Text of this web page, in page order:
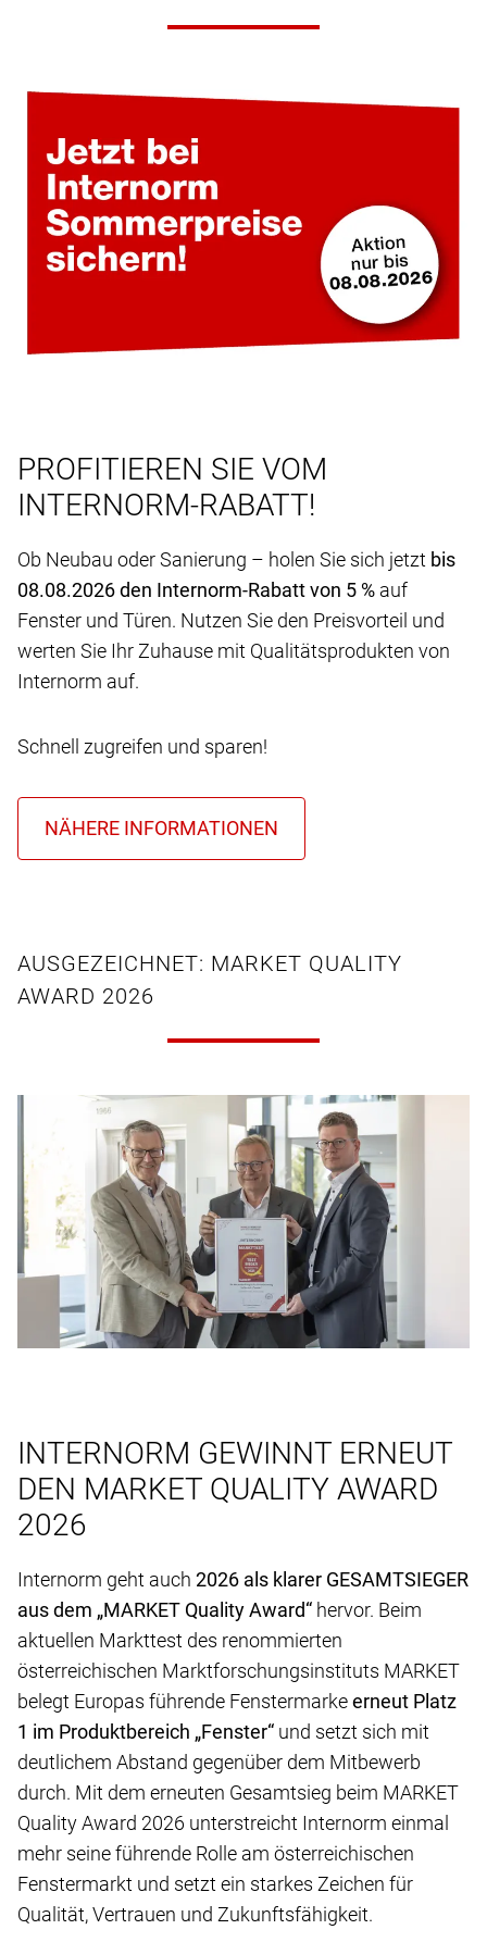
PROFITIEREN SIE VOM
INTERNORM-RABATT!
Ob Neubau oder Sanierung – holen Sie sich jetzt bis
08.08.2026 den Internorm-Rabatt von 5 % auf
Fenster und Türen. Nutzen Sie den Preisvorteil und
werten Sie Ihr Zuhause mit Qualitätsprodukten von
Internorm auf.
Schnell zugreifen und sparen!
AUSGEZEICHNET: MARKET QUALITY
AWARD 2026
INTERNORM GEWINNT ERNEUT
DEN MARKET QUALITY AWARD
2026
Internorm geht auch 2026 als klarer GESAMTSIEGER
aus dem „MARKET Quality Award“ hervor. Beim
aktuellen Markttest des renommierten
österreichischen Marktforschungsinstituts MARKET
belegt Europas führende Fenstermarkeerneut Platz
1 im Produktbereich „Fenster“ und setzt sich mit
deutlichem Abstand gegenüber dem Mitbewerb
durch. Mit dem erneuten Gesamtsieg beim MARKET
Quality Award 2026 unterstreicht Internorm einmal
mehr seine führende Rolle am österreichischen
Fenstermarkt und setzt ein starkes Zeichen für
Qualität, Vertrauen und Zukunftsfähigkeit.